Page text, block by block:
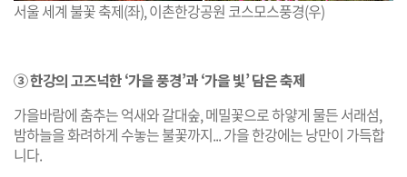
서울 세계 불꽃 축제(좌), 이촌한강공원 코스모스풍경(우)
③ 한강의 고즈넉한 ‘가을 풍경’과 ‘가을 빛’ 담은 축제
가을바람에 춤추는 억새와 갈대숲, 메밀꽃으로 하얗게 물든 서래섬,
밤하늘을 화려하게 수놓는 불꽃까지... 가을 한강에는 낭만이 가득합
니다.